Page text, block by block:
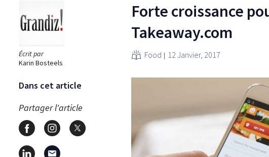
Écrit par
Karin Bosteels
Dans cet article
Partager l'article
Forte croissance
Takeaway.com
Food 12 Janvier, 2017